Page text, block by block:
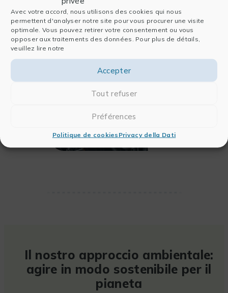
Avec votre accord, nous utilisons des cookies qui nous
permettent d'analyser notre site pour vous procurer une visite
optimale. Vous pouvez retirer votre consentement ou vous
opposer aux traitements des données. Pour plus de détails,
veuillez lire notre
Accepter
Tout refuser
Préférences
Politique de cookies Privacy della Dati
Il nostro approccio ambientale:
agire in modo sostenibile per il
pianeta